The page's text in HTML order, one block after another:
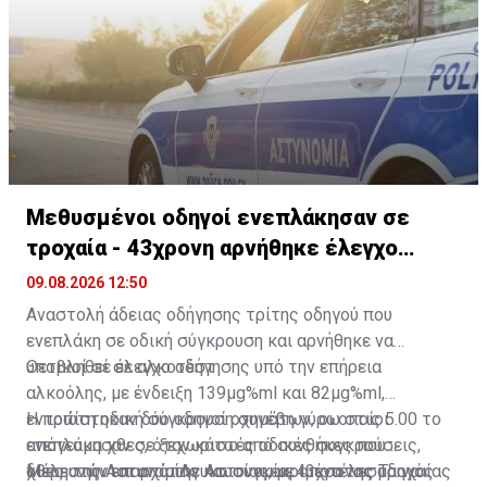
Μεθυσμένοι οδηγοί ενεπλάκησαν σε
τροχαία - 43χρονη αρνήθηκε έλεγχο
αλκοτέστ
09.08.2026 12:50
Αναστολή άδειας οδήγησης τρίτης οδηγού που
ενεπλάκη σε οδική σύγκρουση και αρνήθηκε να
υποβληθεί σε αλκοτέστ
Θετικοί σε έλεγχο οδήγησης υπό την επήρεια
αλκοόλης, με ένδειξη 139μg%ml και 82μg%ml,
εντοπίστηκαν δύο οδηγοί οχημάτων, οι οποίοι
ενεπλάκησαν σε ξεχωριστές οδικές συγκρούσεις,
χθες στην επαρχία Λευκωσίας, με αποτέλεσμα να
Η πρώτη οδική σύγκρουση συνέβη γύρω στις 5.00 το
απόγευμα χθες, όταν κάτω από συνθήκες που
διερευνώνται από την Αστυνομία, 43χρονος οδηγός
Μέλη της Αστυνομίας και συγκεκριμένα της Τροχαίας